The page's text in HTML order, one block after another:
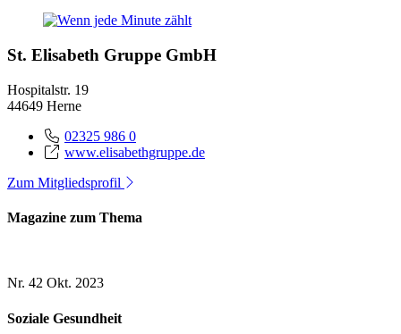
St. Elisabeth Gruppe GmbH
Hospitalstr. 19
44649 Herne
02325 986 0
www.elisabethgruppe.de
Zum Mitgliedsprofil
Magazine zum Thema
Nr. 42 Okt. 2023
Soziale Gesundheit